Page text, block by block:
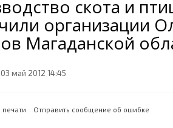
инфраструктура
Галерея славы
и области
Песни
Магадан
не бить
Визит
Алименты
скота и
организации
Магаданской
03 май 2012 14:45
печати Отправить сообщение об ошибке